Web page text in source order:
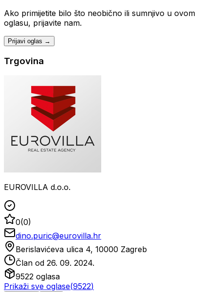
Ako primijetite bilo što neobično ili sumnjivo u ovom
oglasu, prijavite nam.
Prijavi oglas →
Trgovina
EUROVILLA d.o.o.
0(0)
dino.puric@eurovilla.hr
Berislavićeva ulica 4, 10000 Zagreb
Član od 26. 09. 2024.
9522 oglasa
Prikaži sve oglase(9522)